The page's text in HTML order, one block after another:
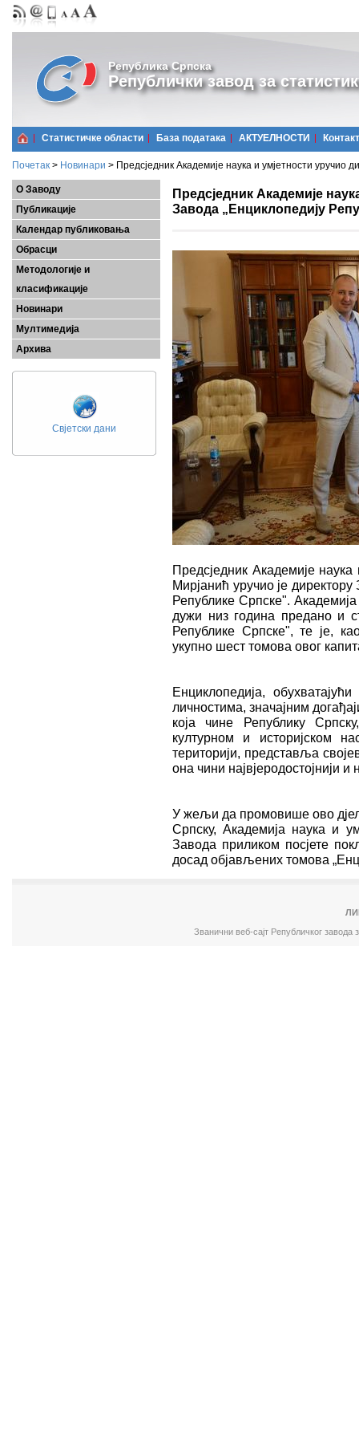
Република Српска
Републички завод за
Статистичке области Базa података АКТУЕЛНОСТИ Контакт
Почетак > Новинари > Предсједник Академије наука и умјетности уручио
О Заводу
Публикације
Календар публиковања
Обрасци
Методологије и
класификације
Новинари
Мултимедија
Архива
Свјетски дани
Предсједник Академије
Завода „Енциклопедију
Предсједник Академије
Мирјанић уручио је
Републике Српске".
дужи низ година предано и
Републике Српске", те је,
укупно шест томова овог
Енциклопедија,
личностима, значајним
која чине Републику
културном и историјском
територији, представља
она чини највјеродостојнији
У жељи да промовише ово
Српску, Академија наука и
Завода приликом посјете
досад објављених томова
Званични веб-сајт Републичког